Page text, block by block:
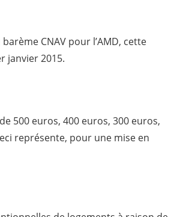
CNAV pour l’AMD, cette
janvier 2015.
500 euros, 400 euros, 300 euros,
représente, pour une mise en